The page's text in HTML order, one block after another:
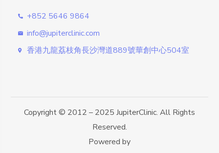
+852 5646 9864
info@jupiterclinic.com
香港九龍荔枝角長沙灣道889號華創中心504室
Copyright © 2012 – 2025 JupiterClinic. All Rights
Reserved.
Powered by